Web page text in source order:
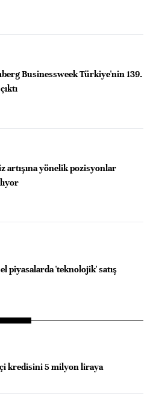
Businessweek Türkiye'nin 139.
artışına yönelik pozisyonlar
piyasalarda 'teknolojik' satış
kredisini 5 milyon liraya